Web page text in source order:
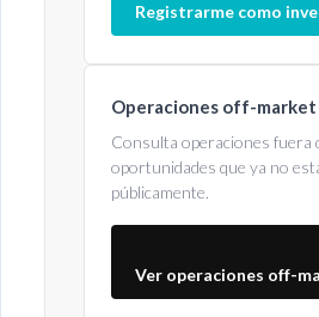
Registrarme como
Operaciones off-market
Consulta operaciones fuera
oportunidades que ya no
públicamente.
Ver operaciones off-